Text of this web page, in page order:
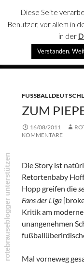
rotebrauseblogger
SPRINGE
ZUM
16/08/2011
KOMMENTARE
Die Story ist
Retortenbaby
Hopp greifen die
Fans der Liga
Kritik am
unangenehmen
Mal vorneweg
Diese Seite
Benutzer, vor allem in
in der
Verstanden.
rotebrauseblogger unterstützen